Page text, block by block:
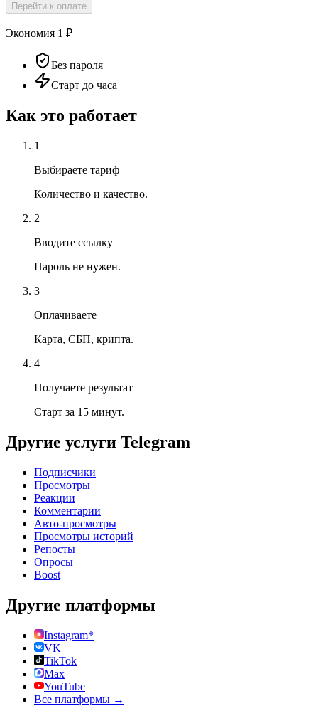
Перейти к оплате
Экономия 1 ₽
Без пароля
Старт до часа
Как это работает
1
Выбираете тариф
Количество и качество.
2
Вводите ссылку
Пароль не нужен.
3
Оплачиваете
Карта, СБП, крипта.
4
Получаете результат
Старт за 15 минут.
Другие услуги Telegram
Подписчики
Просмотры
Реакции
Комментарии
Авто-просмотры
Просмотры историй
Репосты
Опросы
Boost
Другие платформы
Instagram*
VK
TikTok
Max
YouTube
Все платформы →